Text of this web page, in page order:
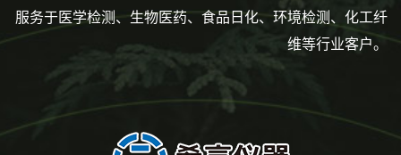
服务于医学检测、生物医药、食品日化、环境检测、化工纤
维等行业客户。